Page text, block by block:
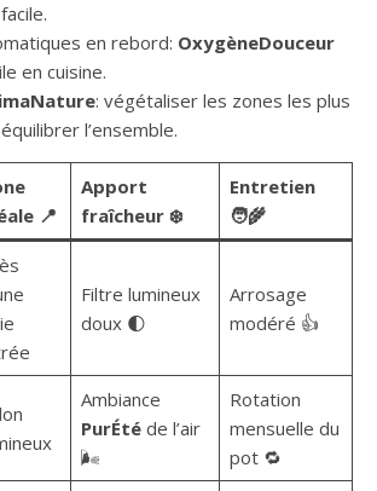
en rebord: OxygèneDouceur
en cuisine.
: végétaliser les zones les plus
l’ensemble.
📍
Apport
fraîcheur ❄️
Entretien
🧑‍🌾
Filtre lumineux
doux 🌓
Arrosage
modéré 👍
Ambiance
PurÉtéde l’air
🌬️
Rotation
mensuelle du
pot 🔁